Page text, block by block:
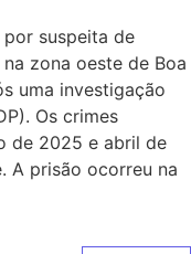
suspeita de
zona oeste de Boa
uma investigação
Os crimes
de 2025 e abril de
A prisão ocorreu na